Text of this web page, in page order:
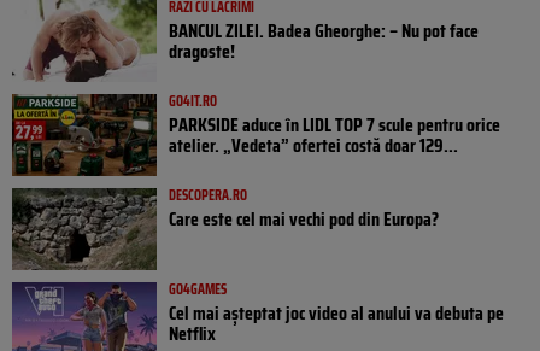
RÂZI CU LACRIMI
BANCUL ZILEI. Badea Gheorghe: – Nu pot face
dragoste!
GO4IT.RO
PARKSIDE aduce în LIDL TOP 7 scule pentru orice
atelier. „Vedeta” ofertei costă doar 129...
DESCOPERA.RO
Care este cel mai vechi pod din Europa?
GO4GAMES
Cel mai așteptat joc video al anului va debuta pe
Netflix